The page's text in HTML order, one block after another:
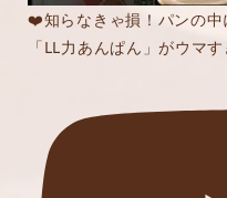
❤️知らなきゃ損！パンの中
「LL力あんぱん」がウマ